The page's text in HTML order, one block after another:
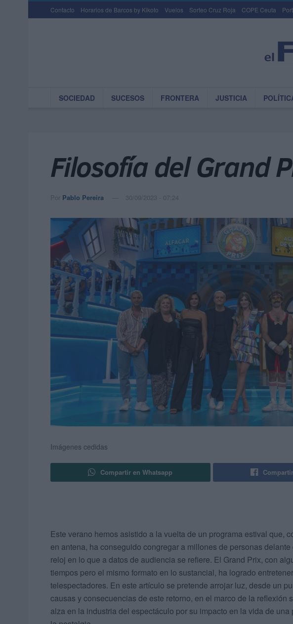
Contacto Horarios de Barcos by Kikoto Vuelos Sorteo Cruz Roja COPE Ceuta
SOCIEDAD SUCESOS FRONTERA JUSTICIA
Filosofía del Grand
Por Pablo Pereira 30/09/2023 - 07:24
Imágenes cedidas
Compartir en Whatsapp
Este verano hemos asistido a la vuelta de un programa estival que,
en antena, ha conseguido congregar a millones de personas
reloj en lo que a datos de audiencia se refiere. El Grand Prix, con
tiempos pero el mismo formato en lo sustancial, ha logrado
telespectadores. En este artículo se pretende arrojar luz, desde un
causas y consecuencias de este retorno, en el marco de la reflexión
alza en la industria del espectáculo por su impacto en la vida de